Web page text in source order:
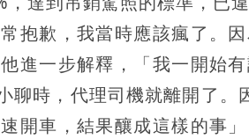
抱歉，我當時應該瘋了。
進一步解釋，「我一開始
聊時，代理司機就離開了。
開車，結果釀成這樣的事